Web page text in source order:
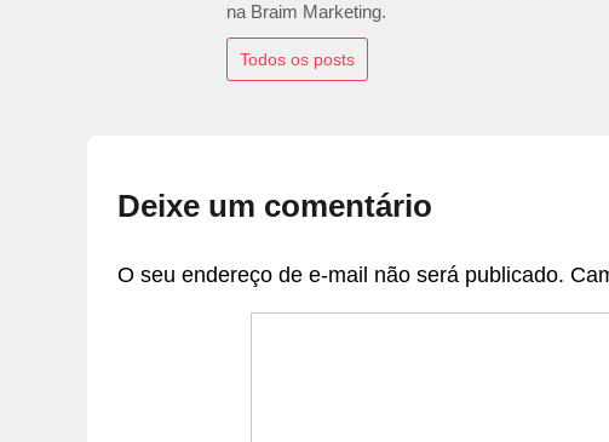
na Braim Marketing.
Todos os posts
Deixe um comentário
O seu endereço de e-mail não será publicado.